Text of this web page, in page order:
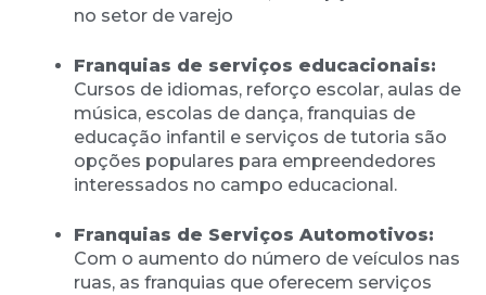
no setor de varejo
Franquias de serviços educacionais:
Cursos de idiomas, reforço escolar, aulas de
música, escolas de dança, franquias de
educação infantil e serviços de tutoria são
opções populares para empreendedores
interessados no campo educacional.
Franquias de Serviços Automotivos:
Com o aumento do número de veículos nas
ruas, as franquias que oferecem serviços